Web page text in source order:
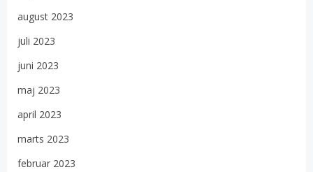
august 2023
juli 2023
juni 2023
maj 2023
april 2023
marts 2023
februar 2023